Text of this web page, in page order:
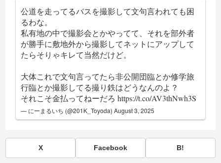
公道を走ってるバスを撮影して文句言われても困
るわな。
私有地の中で撮影会とかやってて、それを部外者
が勝手に敷地外から撮影してネットにアップして
たらそりゃキレて当然だけど。
大体これで文句言ってたら非公開団臨とか修学旅
行臨とか撮影してる撮り鉄はどうなんのよ？
それこそ金払ってねーだろhttps://t.co/AV3thNwh3S
— にーまるいち (@201K_Toyoda)August 3, 2025
X Facebook B!